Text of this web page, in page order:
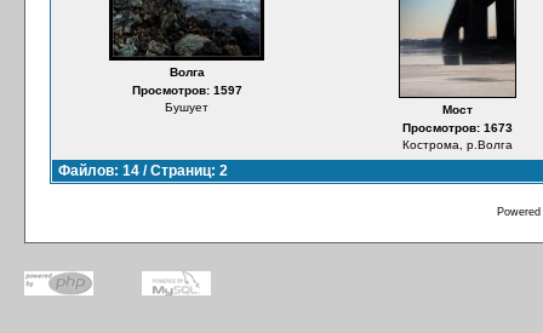
Волга
Просмотров: 1597
Бушует
Мост
Просмотров: 1673
Кострома, р.Волга
Файлов: 14 / Страниц: 2